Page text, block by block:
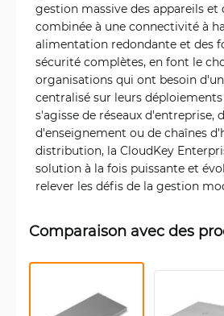
gestion massive des appareils et
combinée à une connectivité à
alimentation redondante et des
sécurité complètes, en font le
organisations qui ont besoin
centralisé sur leurs
s'agisse de réseaux d'entreprise,
d'enseignement ou de chaînes
distribution, la CloudKey
solution à la fois puissante et
relever les défis de la gestion
Comparaison avec des